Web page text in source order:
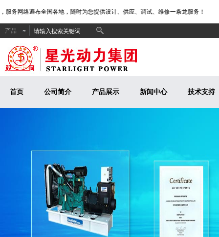
网络遍布全国各地，随时为您提供设计、供应、调试、维修一条龙服务！
产品
首页 公司简介 产品展示 新闻中心 技术支持